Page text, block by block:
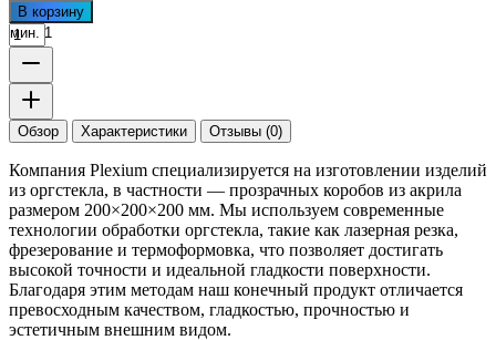
В корзину
мин. 1
Обзор Характеристики Отзывы (0)
Компания Plexium специализируется на изготовлении изделий
из оргстекла, в частности — прозрачных коробов из акрила
размером 200×200×200 мм. Мы используем современные
технологии обработки оргстекла, такие как лазерная резка,
фрезерование и термоформовка, что позволяет достигать
высокой точности и идеальной гладкости поверхности.
Благодаря этим методам наш конечный продукт отличается
превосходным качеством, гладкостью, прочностью и
эстетичным внешним видом.